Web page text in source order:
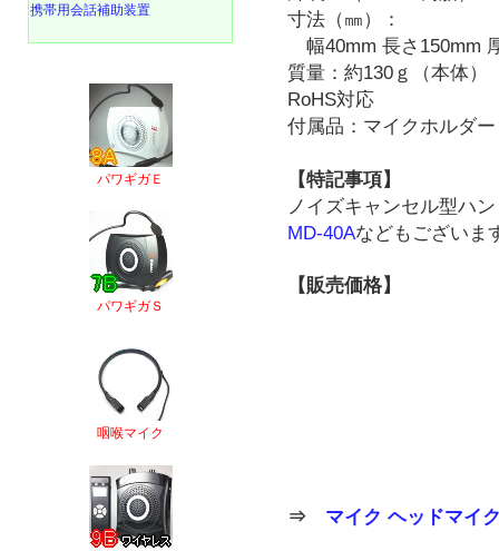
寸法（㎜）：
幅40mm 長さ150mm
質量：約130ｇ（本体）
RoHS対応
付属品：マイクホルダ
【特記事項】
ノイズキャンセル型ハ
MD-40Aなどもございま
【販売価格】
⇒ マイク ヘッドマイ
携帯用会話補助装置
パワギガＥ
パワギガＳ
咽喉マイク